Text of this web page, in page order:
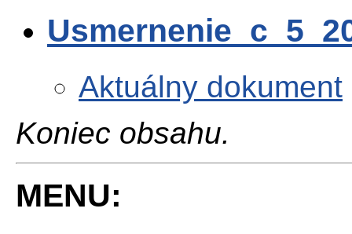
Aktuálny dokument
Koniec obsahu.
MENU: